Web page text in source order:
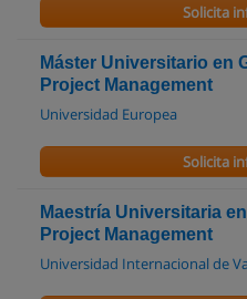
Solicita
Máster Universitario en
Project Management
Universidad Europea
Solicita
Maestría Universitaria
Project Management
Universidad Internacional de